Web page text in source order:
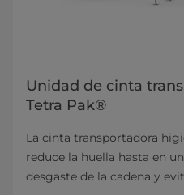
Unidad de cinta
Tetra Pak®
La cinta transportadora
reduce la huella hasta en
desgaste de la cadena y